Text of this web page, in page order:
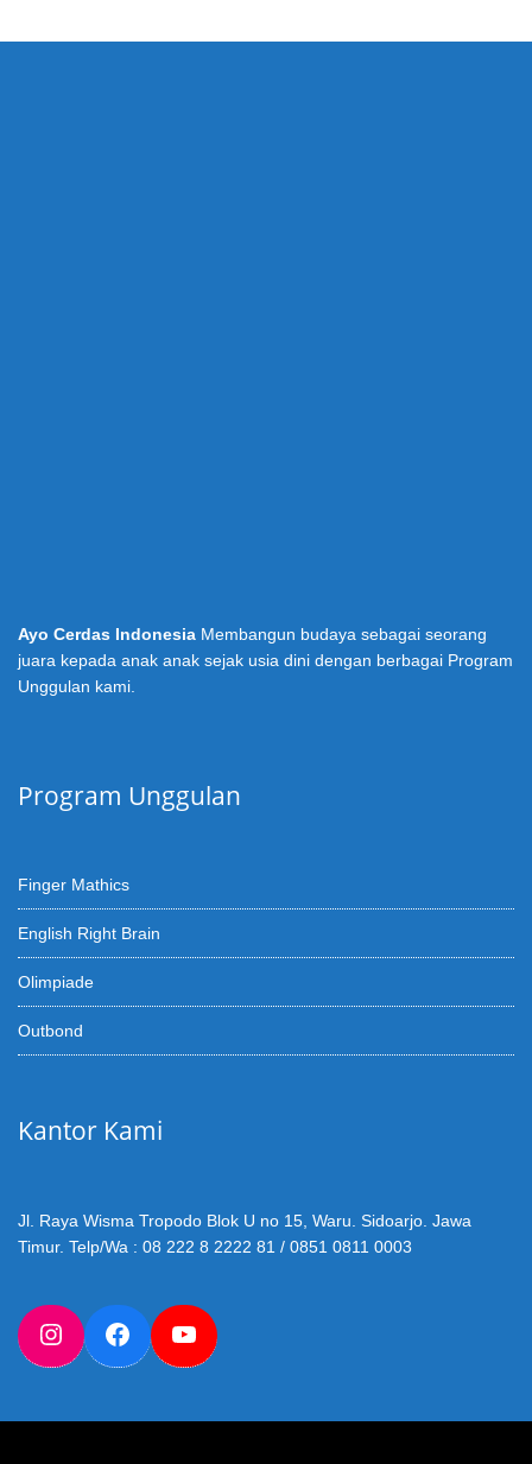
Ayo Cerdas Indonesia Membangun budaya sebagai seorang
juara kepada anak anak sejak usia dini dengan berbagai Program
Unggulan kami.
Program Unggulan
Finger Mathics
English Right Brain
Olimpiade
Outbond
Kantor Kami
Jl. Raya Wisma Tropodo Blok U no 15, Waru. Sidoarjo. Jawa
Timur. Telp/Wa : 08 222 8 2222 81 / 0851 0811 0003
InstagramFacebookYouTube